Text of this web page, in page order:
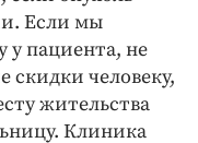
Если мы
у пациента, не
скидки человеку,
жительства
Клиника